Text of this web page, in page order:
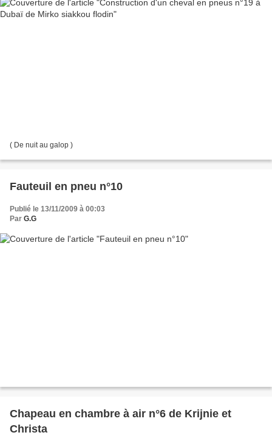
( De nuit au galop )
Fauteuil en pneu n°10
Publié le 13/11/2009 à 00:03
Par G.G
Chapeau en chambre à air n°6 de Krijnie et
Christa